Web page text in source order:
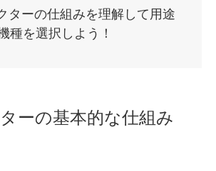
ターの仕組みを理解して用途
種を選択しよう！
ーの基本的な仕組み